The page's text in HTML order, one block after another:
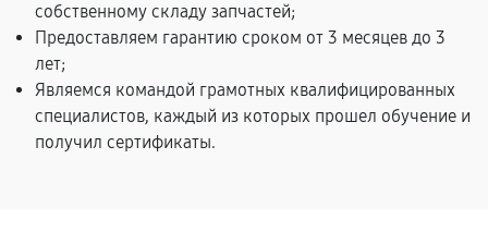
собственному складу запчастей;
Предоставляем гарантию сроком от 3 месяцев до 3
лет;
Являемся командой грамотных квалифицированных
специалистов, каждый из которых прошел обучение и
получил сертификаты.